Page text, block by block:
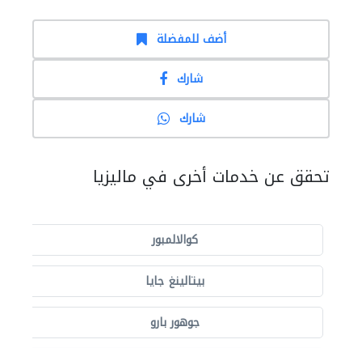
أضف للمفضلة
شارك
شارك
تحقق عن خدمات أخرى في ماليزيا
كوالالمبور
بيتالينغ جايا
جوهور بارو